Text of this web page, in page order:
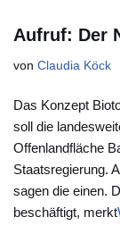
Aufruf: Der
von Claudia Köck
Das Konzept
soll die
Offenlandfläche
Staatsregierung.
sagen die einen.
beschäftigt, merkt